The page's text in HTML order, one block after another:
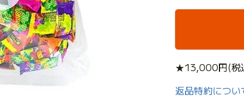
★13,000円(税
返品特約につい